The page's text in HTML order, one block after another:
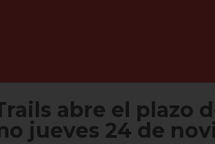
abre el plazo
jueves 24 de